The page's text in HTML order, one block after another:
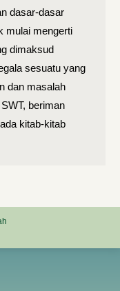
dasar-dasar
mulai mengerti
dimaksud
sesuatu yang
dan masalah
beriman
kitab-kitab